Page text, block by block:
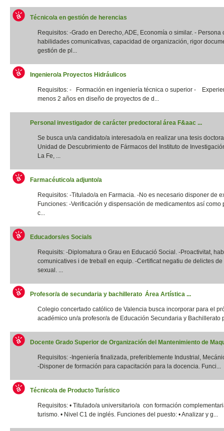
Técnico/a en gestión de herencias
Requisitos: -Grado en Derecho, ADE, Economía o similar. - Persona
habilidades comunicativas, capacidad de organización, rigor
gestión de pl...
Ingeniero/a Proyectos Hidráulicos
Requisitos: - Formación en ingeniería técnica o superior -
menos 2 años en diseño de proyectos de d...
Personal investigador de carácter predoctoral área F&aac ...
Se busca un/a candidato/a interesado/a en realizar una tesis
Unidad de Descubrimiento de Fármacos del Instituto de
La Fe, ...
Farmacéutico/a adjunto/a
Requisitos: -Titulado/a en Farmacia. -No es necesario disponer de
Funciones: -Verificación y dispensación de medicamentos así como
c...
Educadors/es Socials
Requisits: -Diplomatura o Grau en Educació Social. -Proactivitat,
comunicatives i de treball en equip. -Certificat negatiu de delictes
sexual. ...
Profesor/a de secundaria y bachillerato Área Artística ...
Colegio concertado católico de Valencia busca incorporar para el
académico un/a profesor/a de Educación Secundaria y Bachillerato
Docente Grado Superior de Organización del Mantenimiento de
Requisitos: -Ingeniería finalizada, preferiblemente Industrial,
-Disponer de formación para capacitación para la docencia. Funci...
Técnico/a de Producto Turístico
Requisitos: • Titulado/a universitario/a con formación
turismo. • Nivel C1 de inglés. Funciones del puesto: • Analizar y g...